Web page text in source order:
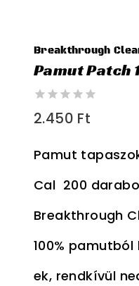
Breakthrough
Pamut Patch
0
out
5
2.450 Ft
Pamut
Cal 200
Breakthrough
100%
ek, rendkívül